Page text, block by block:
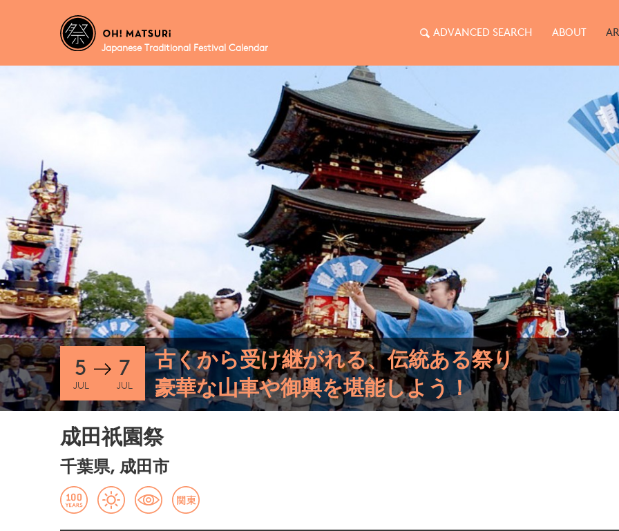
Japanese Traditional Festival Calendar
ADVANCED SEARCH ABOUT
5
JUL
7
JUL
古くから受け継がれる、伝統ある祭り
豪華な山車や御輿を堪能しよう！
成田祇園祭
千葉県, 成田市